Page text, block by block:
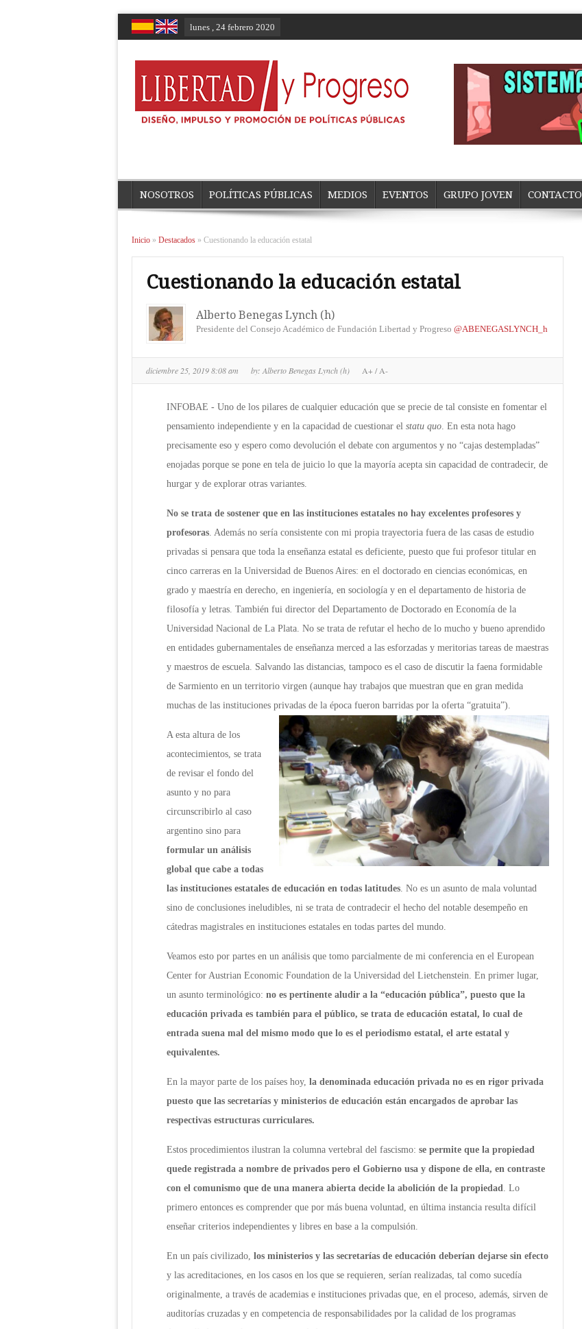
lunes , 24 febrero 2020
NOSOTROS POLÍTICAS PÚBLICAS MEDIOS EVENTOS GRUPO JOVEN CONTACTO
Inicio » Destacados » Cuestionando la educación estatal
Cuestionando la educación estatal
Alberto Benegas Lynch (h)
Presidente del Consejo Académico de Fundación Libertad y Progreso @ABENEGASLYNCH_h
diciembre 25, 2019 8:08 am by: Alberto Benegas Lynch (h) A+/A-
INFOBAE - Uno de los pilares de cualquier educación que se precie de tal consiste en fomentar el
pensamiento independiente y en la capacidad de cuestionar el statu quo. En esta nota hago
precisamente eso y espero como devolución el debate con argumentos y no “cajas destempladas”
enojadas porque se pone en tela de juicio lo que la mayoría acepta sin capacidad de contradecir, de
hurgar y de explorar otras variantes.
No se trata de sostener que en las instituciones estatales no hay excelentes profesores y
profesoras. Además no sería consistente con mi propia trayectoria fuera de las casas de estudio
privadas si pensara que toda la enseñanza estatal es deficiente, puesto que fui profesor titular en
cinco carreras en la Universidad de Buenos Aires: en el doctorado en ciencias económicas, en
grado y maestría en derecho, en ingeniería, en sociología y en el departamento de historia de
filosofía y letras. También fui director del Departamento de Doctorado en Economía de la
Universidad Nacional de La Plata. No se trata de refutar el hecho de lo mucho y bueno aprendido
en entidades gubernamentales de enseñanza merced a las esforzadas y meritorias tareas de maestras
y maestros de escuela. Salvando las distancias, tampoco es el caso de discutir la faena formidable
de Sarmiento en un territorio virgen (aunque hay trabajos que muestran que en gran medida
muchas de las instituciones privadas de la época fueron barridas por la oferta “gratuita”).
A esta altura de los
acontecimientos, se trata
de revisar el fondo del
asunto y no para
circunscribirlo al caso
argentino sino para
formular un análisis
global que cabe a todas
las instituciones estatales de educación en todas latitudes. No es un asunto de mala voluntad
sino de conclusiones ineludibles, ni se trata de contradecir el hecho del notable desempeño en
cátedras magistrales en instituciones estatales en todas partes del mundo.
Veamos esto por partes en un análisis que tomo parcialmente de mi conferencia en el European
Center for Austrian Economic Foundation de la Universidad del Lietchenstein. En primer lugar,
un asunto terminológico: no es pertinente aludir a la “educación pública”, puesto que la
educación privada es también para el público, se trata de educación estatal, lo cual de
entrada suena mal del mismo modo que lo es el periodismo estatal, el arte estatal y
equivalentes.
En la mayor parte de los países hoy, la denominada educación privada no es en rigor privada
puesto que las secretarías y ministerios de educación están encargados de aprobar las
respectivas estructuras curriculares.
Estos procedimientos ilustran la columna vertebral del fascismo: se permite que la propiedad
quede registrada a nombre de privados pero el Gobierno usa y dispone de ella, en contraste
con el comunismo que de una manera abierta decide la abolición de la propiedad. Lo
primero entonces es comprender que por más buena voluntad, en última instancia resulta difícil
enseñar criterios independientes y libres en base a la compulsión.
En un país civilizado, los ministerios y las secretarías de educación deberían dejarse sin efecto
y las acreditaciones, en los casos en los que se requieren, serían realizadas, tal como sucedía
originalmente, a través de academias e instituciones privadas que, en el proceso, además, sirven de
auditorías cruzadas y en competencia de responsabilidades por la calidad de los programas